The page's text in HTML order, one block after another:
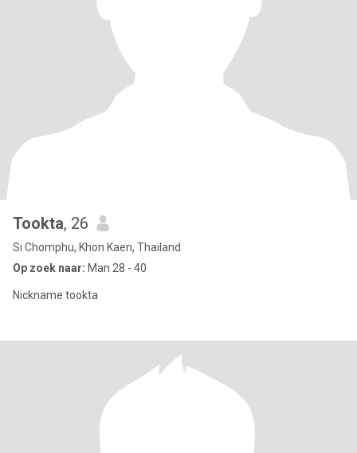
Tookta, 26
Si Chomphu, Khon Kaen, Thailand
Op zoek naar: Man 28 - 40
Nickname tookta